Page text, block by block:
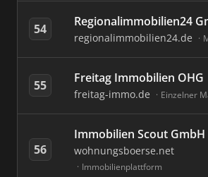
54 Regionalimmobilien24
regionalimmobilien24.de
55 Freitag Immobilien OHG
freitag-immo.de Einzelner
56
Immobilien Scout GmbH
wohnungsboerse.net
Immobilienplattform